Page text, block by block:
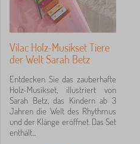
Vilac Holz-Musikset Tiere
der Welt Sarah Betz
Entdecken Sie das zauberhafte
Holz-Musikset, illustriert von
Sarah Betz, das Kindern ab 3
Jahren die Welt des Rhythmus
und der Klänge eröffnet. Das Set
enthält...